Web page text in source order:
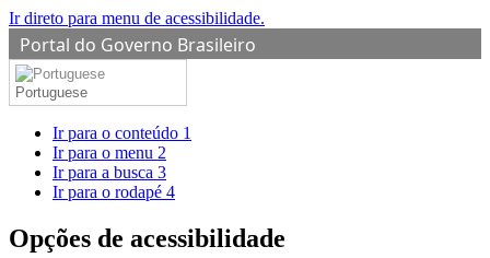
Ir direto para menu de acessibilidade.
Portal do Governo Brasileiro
Portuguese
Ir para o conteúdo 1
Ir para o menu 2
Ir para a busca 3
Ir para o rodapé 4
Opções de acessibilidade